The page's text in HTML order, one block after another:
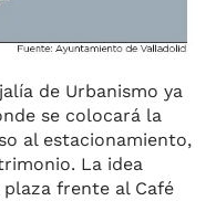
de Urbanismo ya
se colocará la
al estacionamiento,
La idea
frente al Café